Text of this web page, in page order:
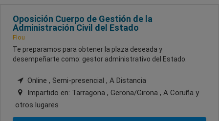
Oposición Cuerpo de Gestión de la
Administración Civil del Estado
Flou
Te preparamos para obtener la plaza deseada y
desempeñarte como: gestor administrativo del Estado.
Online , Semi-presencial , A Distancia
Impartido en: Tarragona , Gerona/Girona , A Coruña y
otros lugares